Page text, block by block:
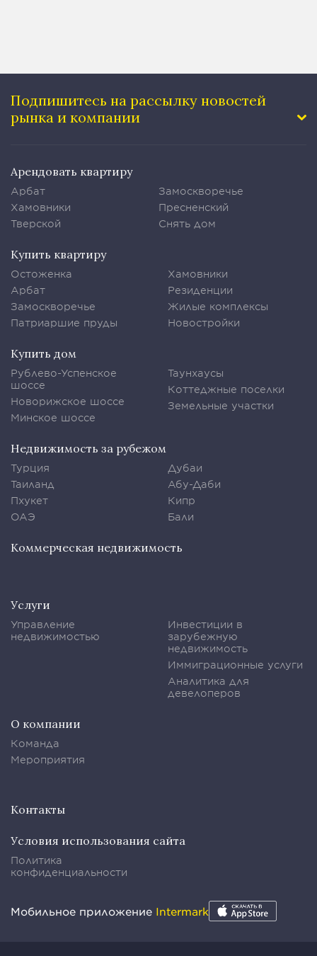
Подпишитесь на рассылку новостей
рынка и компании
Арендовать квартиру
Арбат
Хамовники
Тверской
Замоскворечье
Пресненский
Снять дом
Купить квартиру
Остоженка
Арбат
Замоскворечье
Патриаршие пруды
Хамовники
Резиденции
Жилые комплексы
Новостройки
Купить дом
Рублево-Успенское
шоссе
Новорижское шоссе
Минское шоссе
Таунхаусы
Коттеджные поселки
Земельные участки
Недвижимость за рубежом
Турция
Таиланд
Пхукет
ОАЭ
Дубаи
Абу-Даби
Кипр
Бали
Коммерческая недвижимость
Услуги
Управление
недвижимостью
Инвестиции в
зарубежную
недвижимость
Иммиграционные услуги
Аналитика для
девелоперов
О компании
Команда
Мероприятия
Контакты
Условия использования сайта
Политика
конфиденциальности
Мобильное приложение Intermark